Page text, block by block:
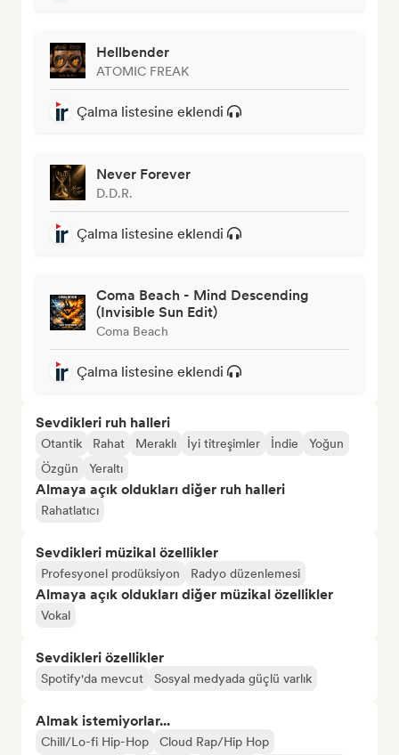
Hellbender
ATOMIC FREAK
Çalma listesine eklendi
Never Forever
D.D.R.
Çalma listesine eklendi
Coma Beach - Mind Descending
(Invisible Sun Edit)
Coma Beach
Çalma listesine eklendi
Sevdikleri ruh halleri
Otantik Rahat Meraklı İyi titreşimler İndie
Yoğun
Özgün
Yeraltı
Almaya açık oldukları diğer ruh halleri
Rahatlatıcı
Sevdikleri müzikal özellikler
Profesyonel prodüksiyon Radyo düzenlemesi
Almaya açık oldukları diğer müzikal özellikler
Vokal
Sevdikleri özellikler
Spotify'da mevcut Sosyal medyada güçlü varlık
Almak istemiyorlar...
Chill/Lo-fi Hip-Hop Cloud Rap/Hip Hop